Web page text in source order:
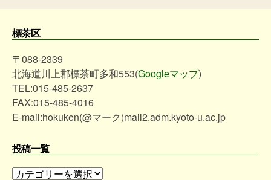
標茶区
〒088-2339
北海道川上郡標茶町多和553(Googleマップ)
TEL:015-485-2637
FAX:015-485-4016
E-mail:hokuken(@マーク)mail2.adm.kyoto-u.ac.jp
投稿一覧
投